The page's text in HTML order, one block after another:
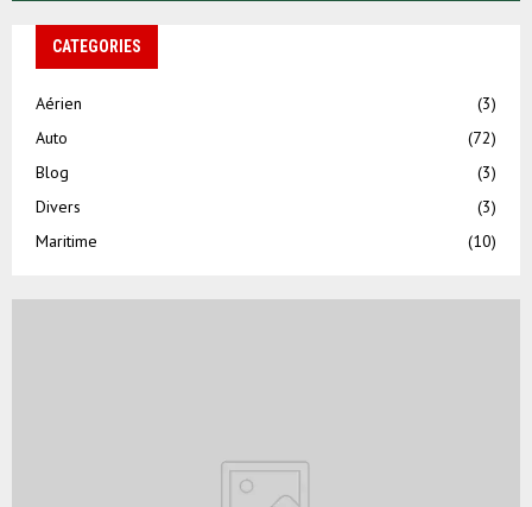
CATEGORIES
Aérien
(3)
Auto
(72)
Blog
(3)
Divers
(3)
Maritime
(10)